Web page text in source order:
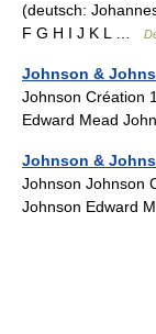
(deutsch:
F G H I J K L …
Johnson &
Johnson Création
Edward Mead
Johnson &
Johnson Johnson
Johnson Edward